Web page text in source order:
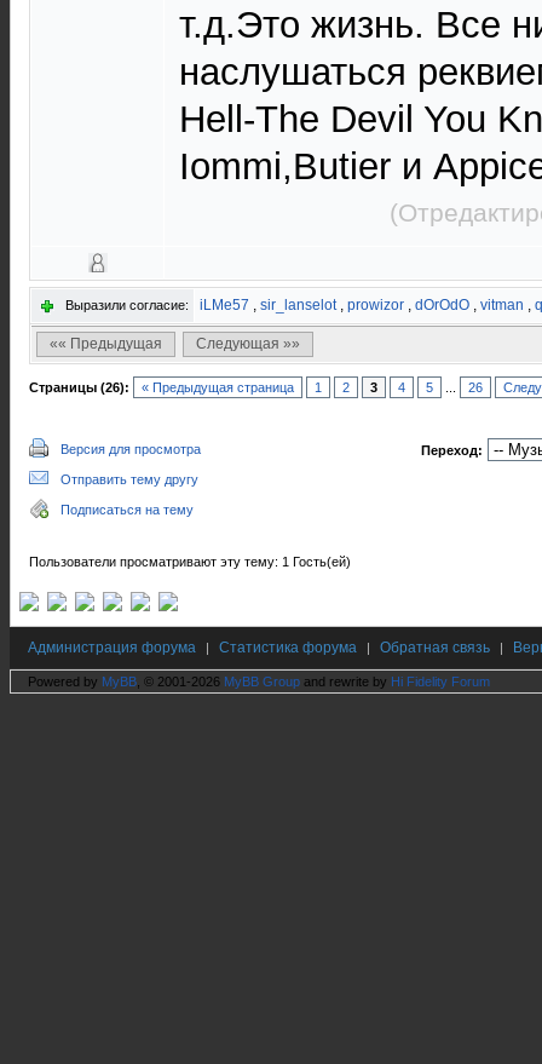
т.д.Это жизнь. Все
наслушаться
Hell-The Devil You
Iommi,Butier и
Выразили согласие: iLMe57 , sir_lanselot, prowizor , dOrOdO , vitman ,
«« Предыдущая Следующая »»
Страницы (26): « Предыдущая страница 1 2 3 4 5 26
Версия для просмотра
Отправить тему другу
Подписаться на тему
Переход:
Пользователи просматривают эту тему: 1 Гость(ей)
Администрация форума | Статистика форума | Обратная связь |
Powered by MyBB , © 2001-2026 MyBB Group and rewrite by Hi Fidelity Forum